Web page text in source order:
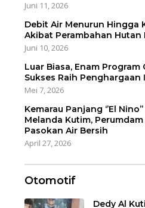
Juni 11, 2026
Debit Air Menurun Hingga
Akibat Perambahan Hutan
Juni 10, 2026
Luar Biasa, Enam Program
Sukses Raih
Mei 7, 2026
Kemarau Panjang ‘’El
Melanda Kutim, Perumdam
Pasokan Air Bersih
April 27, 2026
Otomotif
Dedy Al